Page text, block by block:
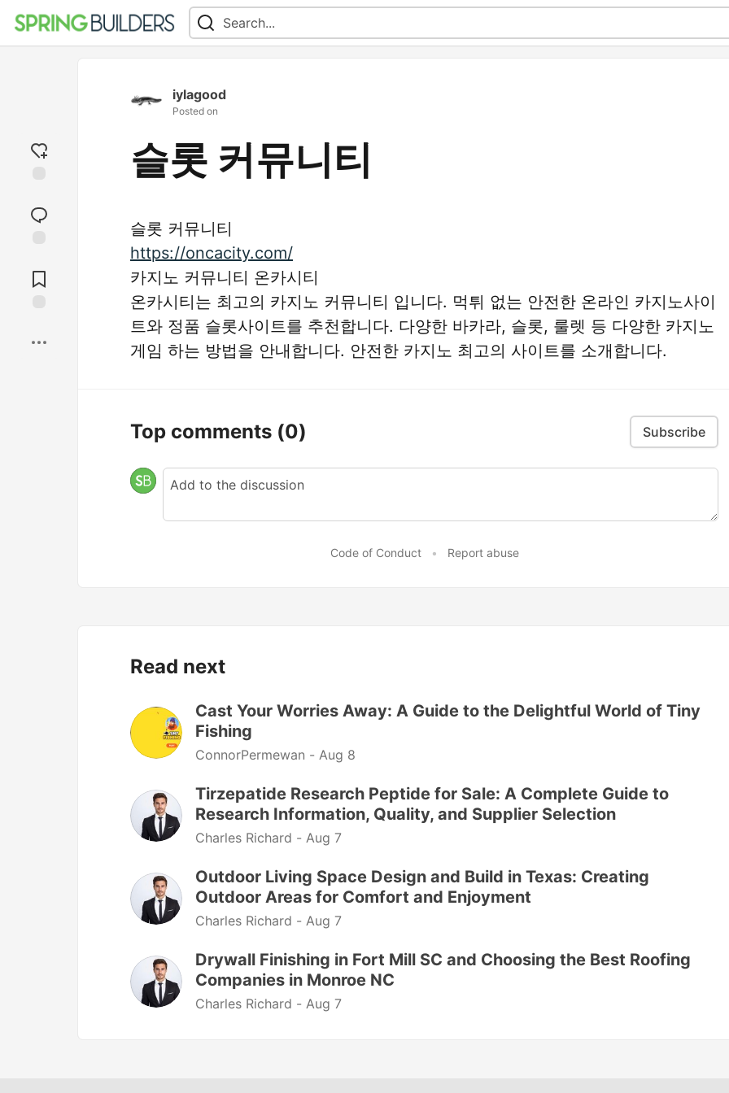
reaction
Comments
iylagood
Posted on
슬롯 커뮤니티
슬롯 커뮤니티
https://oncacity.com/
카지노 커뮤니티 온카시티
온카시티는 최고의 카지노 커뮤니티 입니다. 먹튀 없는 안전한 온라인 카지노사이
트와 정품 슬롯사이트를 추천합니다. 다양한 바카라, 슬롯, 룰렛 등 다양한 카지노
게임 하는 방법을 안내합니다. 안전한 카지노 최고의 사이트를 소개합니다.
Top comments (0) Subscribe
Code of Conduct • Report abuse
Read next
Cast Your Worries Away: A Guide to the Delightful World of Tiny
Fishing
ConnorPermewan - Aug 8
Tirzepatide Research Peptide for Sale: A Complete Guide to
Research Information, Quality, and Supplier Selection
Charles Richard - Aug 7
Outdoor Living Space Design and Build in Texas: Creating
Outdoor Areas for Comfort and Enjoyment
Charles Richard - Aug 7
Drywall Finishing in Fort Mill SC and Choosing the Best Roofing
Companies in Monroe NC
Charles Richard - Aug 7